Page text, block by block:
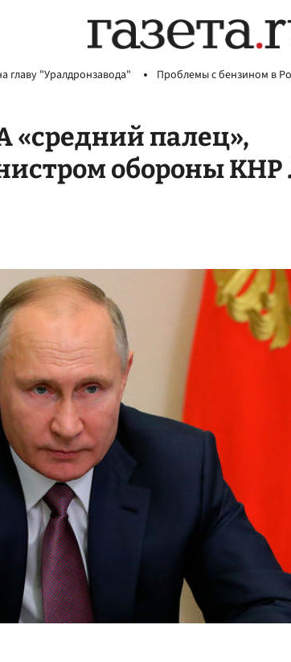
главу "Уралдронзавода" Проблемы с бензином в
«средний палец»,
обороны КНР